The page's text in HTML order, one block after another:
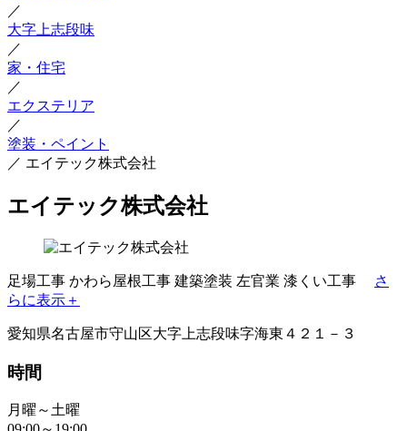
／
大字上志段味
／
家・住宅
／
エクステリア
／
塗装・ペイント
／ エイテック株式会社
エイテック株式会社
足場工事 かわら屋根工事 建築塗装 左官業 漆くい工事
さ
らに表示＋
愛知県名古屋市守山区大字上志段味字海東４２１－３
時間
月曜～土曜